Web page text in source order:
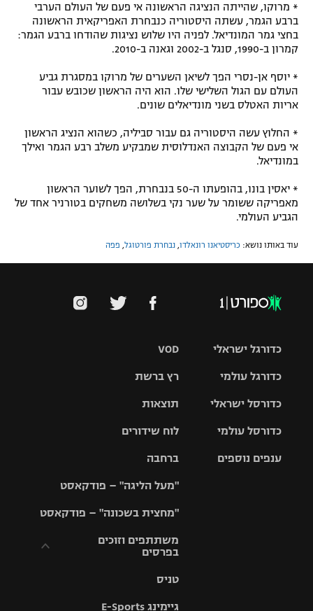
* מרוקו, שהייתה הנציגה הראשונה אי פעם של העולם הערבי
ברבע הגמר, עשתה היסטוריה כנבחרת האפריקאית הראשונה
בחצי גמר המונדיאל. לפניה היו שלוש נציגות שהודחו ברבע הגמר:
קמרון ב-1990, סנגל ב-2002 וגאנה ב-2010.
* יוסף אן-נסרי הפך לשיאן השערים של מרוקו במסגרת גביע
העולם עם הגול השלישי שלו. הוא היה הראשון שכובש עבור
אריות האטלס בשני מונדיאלים שונים.
* החלוץ עשה היסטוריה גם עבור סביליה, כשהוא הנציג הראשון
אי פעם של הקבוצה האנדלוסית שמבקיע משלב רבע הגמר ואילך
במונדיאל.
* יאסין בונו, בהופעתו ה-50 בנבחרת, הפך לשוער הראשון
מאפריקה ששומר על שער נקי בשלושה משחקים בטורניר אחד של
הגביע העולמי.
עוד באותו נושא: כריסטיאנו רונאלדו נבחרת פורטוגל פפה
VOD
רץ ברשת
תוצאות
לוח שידורים
ברחבה
"מעל הליגה" – פודקאסט
"מחצית בשכונה" – פודקאסט
משתתפים וזוכים
בפרסים
וזוכים בפרסים
טניס
גיימינג E-Sports
כדורגל ישראלי
גביע הטוטו
כדורגל עולמי
האלופות
ליגה
כדורסל ישראלי
סל
כדורסל עולמי
ענפים נוספים